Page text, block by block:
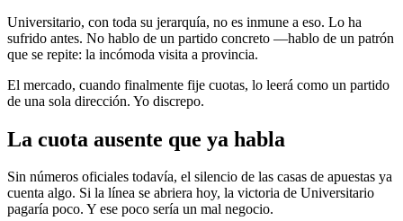
Universitario, con toda su jerarquía, no es inmune a eso. Lo ha
sufrido antes. No hablo de un partido concreto —hablo de un patrón
que se repite: la incómoda visita a provincia.
El mercado, cuando finalmente fije cuotas, lo leerá como un partido
de una sola dirección. Yo discrepo.
La cuota ausente que ya habla
Sin números oficiales todavía, el silencio de las casas de apuestas ya
cuenta algo. Si la línea se abriera hoy, la victoria de Universitario
pagaría poco. Y ese poco sería un mal negocio.